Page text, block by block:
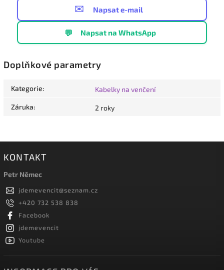
✉️ Napsat e-mail
💬 Napsat na WhatsApp
Doplňkové parametry
Kategorie: Kabelky na venčení
Záruka: 2 roky
KONTAKT
Petr Němec
jdemevencit@seznam.cz
+420 732 538 838
Facebook
jdemevencit
Youtube